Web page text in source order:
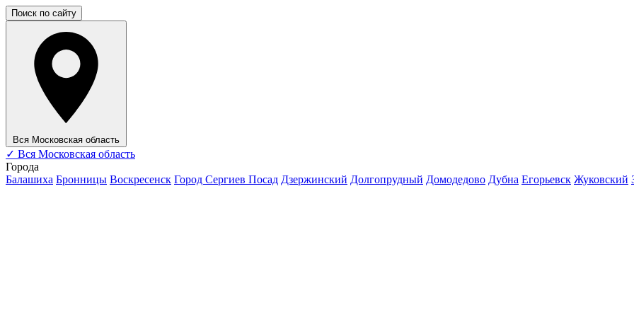
Поиск по сайту
Вся Московская область
✓ Вся Московская область
Города
Балашиха Бронницы Воскресенск Город Сергиев Посад Дзержинский Долгопрудный Домодедово Дубна Егорьевск Жуковский